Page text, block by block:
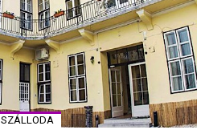
SZÁLLODA